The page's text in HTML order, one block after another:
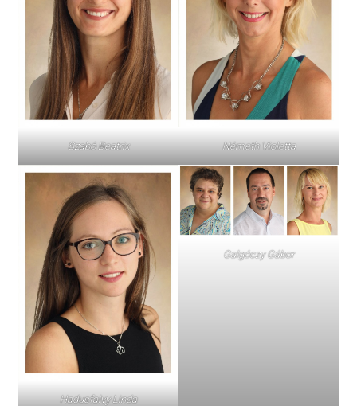
Szabó Beatrix Németh Violetta
Hadusfalvy Linda
Galgóczy Gábor